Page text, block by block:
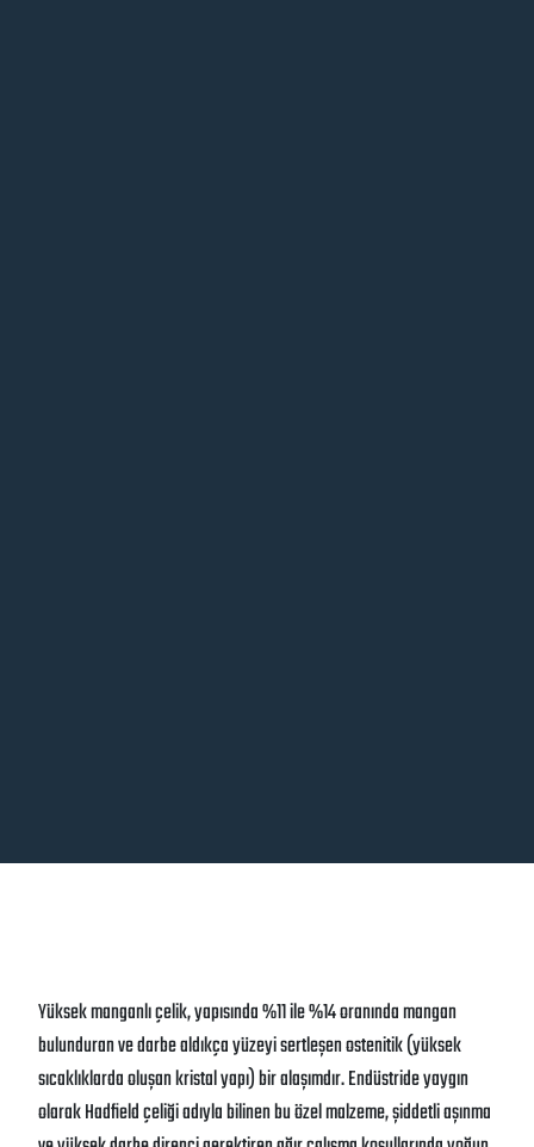
Yüksek manganlı çelik, yapısında %11 ile %14 oranında mangan
bulunduran ve darbe aldıkça yüzeyi sertleşen ostenitik (yüksek
sıcaklıklarda oluşan kristal yapı) bir alaşımdır. Endüstride yaygın
olarak Hadfield çeliği adıyla bilinen bu özel malzeme, şiddetli aşınma